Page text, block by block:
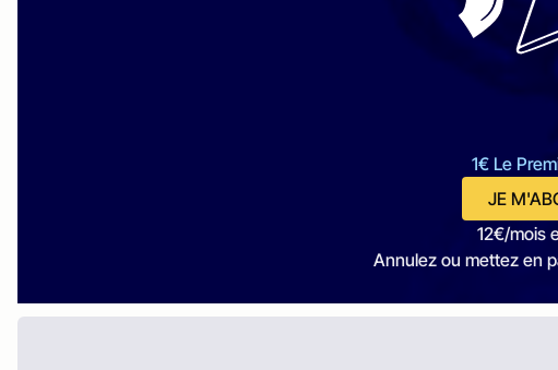
1€ Le
JE
12€/mois
Annulez ou mettez en